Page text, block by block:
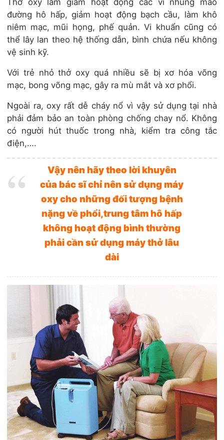
đường hô hấp, giảm hoạt động bạch cầu, làm khô
niêm mạc, mũi họng, phế quản. Vi khuẩn cũng có
thể lây lan theo hệ thống dẫn, bình chứa nếu không
vệ sinh kỹ.
Với trẻ nhỏ thở oxy quá nhiều sẽ bị xơ hóa võng
mạc, bong võng mạc, gây ra mù mắt và xơ phổi.
Ngoài ra, oxy rất dễ cháy nổ vì vậy sử dụng tại nhà
phải đảm bảo an toàn phòng chống chay nổ. Không
có người hút thuốc trong nhà, kiểm tra công tắc
điện,….
Vậy nên hãy theo lời khuyên
của bác sĩ chỉ nên sử dụng máy
oxy cho những đối tượng bệnh
nặng về phổi,trung tâm hô hấp
không hoạt động bình thường
phải cần sử dụng máy thở lâu
dài